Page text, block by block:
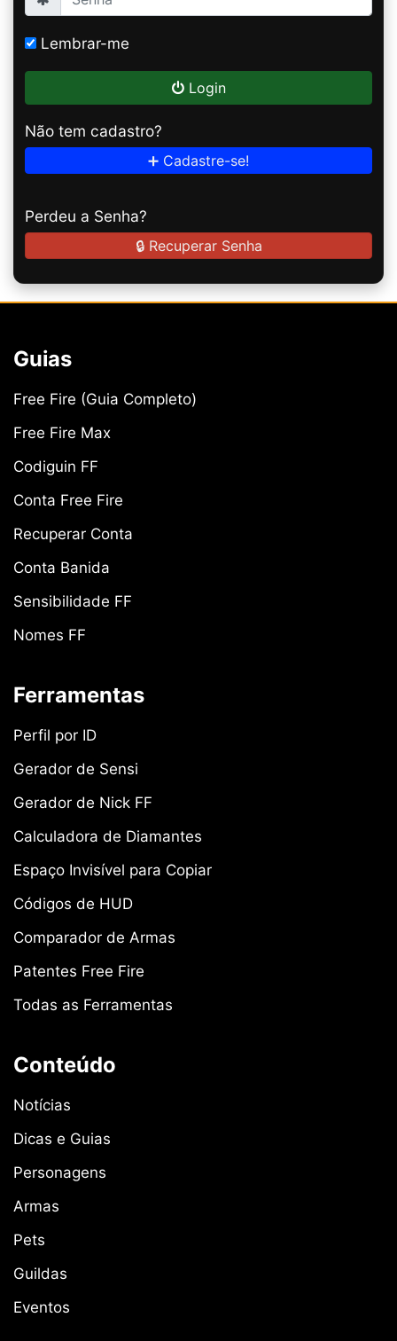
Lembrar-me
Login
Não tem cadastro?
➕ Cadastre-se!
Perdeu a Senha?
🔒 Recuperar Senha
Guias
Free Fire (Guia Completo)
Free Fire Max
Codiguin FF
Conta Free Fire
Recuperar Conta
Conta Banida
Sensibilidade FF
Nomes FF
Ferramentas
Perfil por ID
Gerador de Sensi
Gerador de Nick FF
Calculadora de Diamantes
Espaço Invisível para Copiar
Códigos de HUD
Comparador de Armas
Patentes Free Fire
Todas as Ferramentas
Conteúdo
Notícias
Dicas e Guias
Personagens
Armas
Pets
Guildas
Eventos